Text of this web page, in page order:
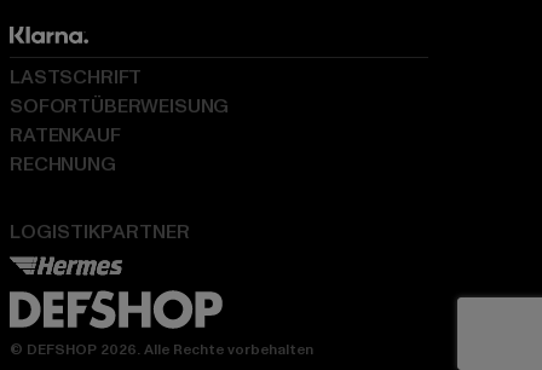
LOGISTIKPARTNER
LASTSCHRIFT
SOFORTÜBERWEISUNG
RATENKAUF
RECHNUNG
© DEFSHOP 2026. Alle Rechte vorbehalten